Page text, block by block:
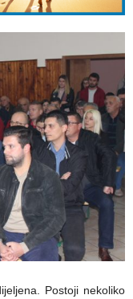
Postoji nekoliko